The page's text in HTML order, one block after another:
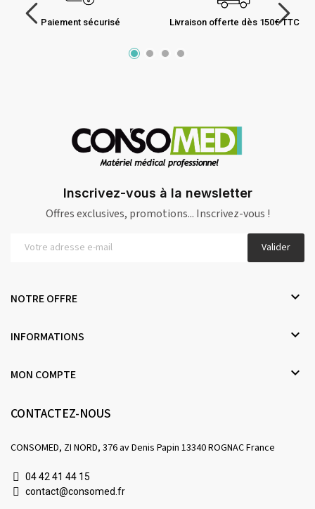
Paiement sécurisé Livraison offerte dès 150€ TTC
Inscrivez-vous à la newsletter
Offres exclusives, promotions... Inscrivez-vous !
Valider
NOTRE OFFRE 
INFORMATIONS 
MON COMPTE 
CONTACTEZ-NOUS
CONSOMED, ZI NORD, 376 av Denis Papin 13340 ROGNAC France
04 42 41 44 15
contact@consomed.fr